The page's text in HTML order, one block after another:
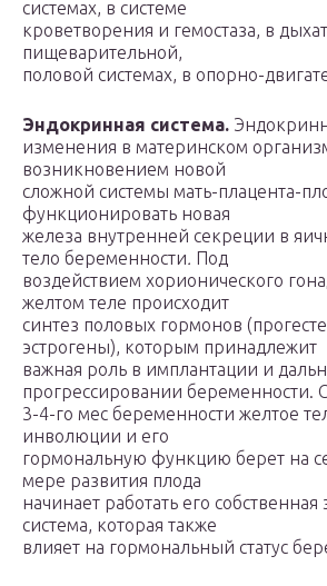
системах, в системе
кроветворения и гемостаза, в
пищеварительной,
половой системах, в опорно-
Эндокринная система.
изменения в материнском
возникновением новой
сложной системы мать-плацента-
функционировать новая
железа внутренней секреции в
тело беременности. Под
воздействием хорионического
желтом теле происходит
синтез половых гормонов
эстрогены), которым принадлежит
важная роль в имплантации и
прогрессировании беременности. С
3-4-го мес беременности желтое
инволюции и его
гормональную функцию берет на
мере развития плода
начинает работать его
система, которая также
влияет на гормональный статус